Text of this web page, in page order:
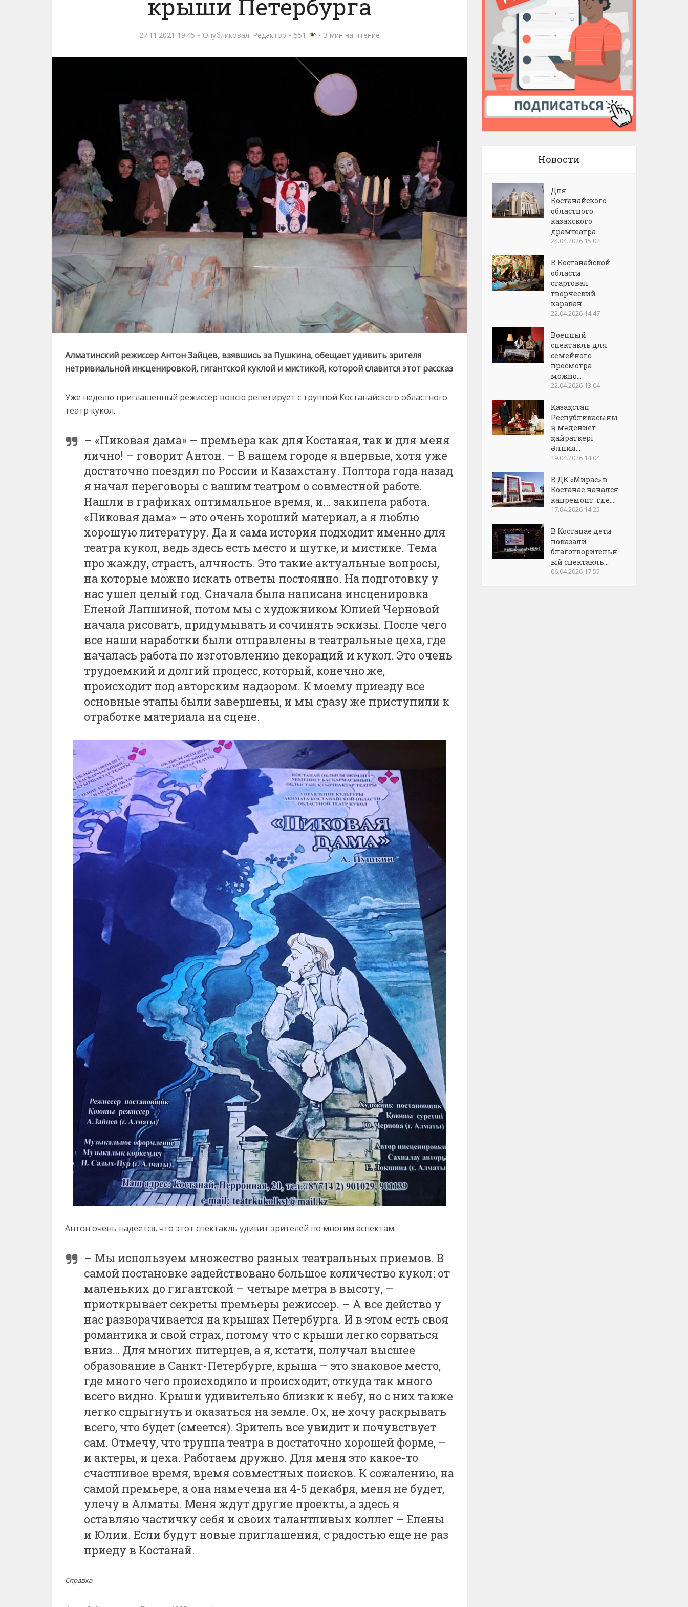
крыши Петербурга
27.11.2021 19:45 Опубликовал: Редактор 551 3 мин на чтение
Алматинский режиссер Антон Зайцев, взявшись за Пушкина, обещает удивить зрителя
нетривиальной инсценировкой, гигантской куклой и мистикой, которой славится этот рассказ
Уже неделю приглашенный режиссер вовсю репетирует с труппой Костанайского областного
театр кукол.
– «Пиковая дама» – премьера как для Костаная, так и для меня
лично! – говорит Антон. – В вашем городе я впервые, хотя уже
достаточно поездил по России и Казахстану. Полтора года назад
я начал переговоры с вашим театром о совместной работе.
Нашли в графиках оптимальное время, и… закипела работа.
«Пиковая дама» – это очень хороший материал, а я люблю
хорошую литературу. Да и сама история подходит именно для
театра кукол, ведь здесь есть место и шутке, и мистике. Тема
про жажду, страсть, алчность. Это такие актуальные вопросы,
на которые можно искать ответы постоянно. На подготовку у
нас ушел целый год. Сначала была написана инсценировка
Еленой Лапшиной, потом мы с художником Юлией Черновой
начала рисовать, придумывать и сочинять эскизы. После чего
все наши наработки были отправлены в театральные цеха, где
началась работа по изготовлению декораций и кукол. Это очень
трудоемкий и долгий процесс, который, конечно же,
происходит под авторским надзором. К моему приезду все
основные этапы были завершены, и мы сразу же приступили к
отработке материала на сцене.
Антон очень надеется, что этот спектакль удивит зрителей по многим аспектам.
– Мы используем множество разных театральных приемов. В
самой постановке задействовано большое количество кукол: от
маленьких до гигантской – четыре метра в высоту, –
приоткрывает секреты премьеры режиссер. – А все действо у
нас разворачивается на крышах Петербурга. И в этом есть своя
романтика и свой страх, потому что с крыши легко сорваться
вниз… Для многих питерцев, а я, кстати, получал высшее
образование в Санкт-Петербурге, крыша – это знаковое место,
где много чего происходило и происходит, откуда так много
всего видно. Крыши удивительно близки к небу, но с них также
легко спрыгнуть и оказаться на земле. Ох, не хочу раскрывать
всего, что будет (смеется). Зритель все увидит и почувствует
сам. Отмечу, что труппа театра в достаточно хорошей форме, –
и актеры, и цеха. Работаем дружно. Для меня это какое-то
счастливое время, время совместных поисков. К сожалению, на
самой премьере, а она намечена на 4-5 декабря, меня не будет,
улечу в Алматы. Меня ждут другие проекты, а здесь я
оставляю частичку себя и своих талантливых коллег – Елены
и Юлии. Если будут новые приглашения, с радостью еще не раз
приеду в Костанай.
Справка
Новости
Для
Костанайского
областного
казахского
драмтеатра...
24.04.2026 15:02
В Костанайской
области
стартовал
творческий
караван...
22.04.2026 14:47
Военный
спектакль для
семейного
просмотра
можно...
22.04.2026 13:04
Қазақстан
Республикасыны
ң мәдениет
қайраткері
Әлпия...
19.04.2026 14:04
В ДК «Мирас» в
Костанае начался
капремонт: где...
17.04.2026 14:25
В Костанае дети
показали
благотворительн
ый спектакль...
06.04.2026 17:55